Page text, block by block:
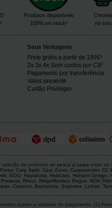
Produtos disponíveis
100% en stock³
no
Seus Ventagens
Frete grátis a partir de 199€¹
2x 3x 4x Sem custos por CB²
Pagamento por transferência
Vales presente
Cartão Privilégio
seleção de produtos de pesca a carpa entre as
, Carp Spirit, Carp Zoom, Carpsounder, CC
GOO Hayabusa Holdcarp Hotspot Design
Prowess, Rhino RidgeMonkey, Rogue ROK
Carretos Banksticks Suportes Linhas
sujeito a validade de pagamento. (1)